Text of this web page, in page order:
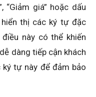
“Giảm giá” hoặc dấu
hiển thị các ký tự đặc
này có thể khiến
dàng tiếp cận khách
ký tự này để đảm bảo